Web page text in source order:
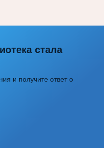
стала
и получите ответ о